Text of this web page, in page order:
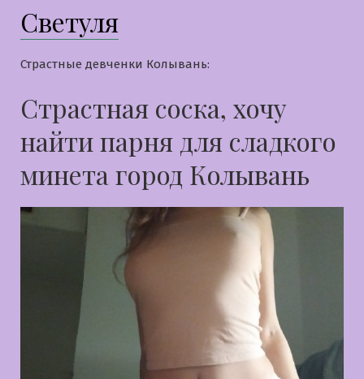
Светуля
Страстные девченки Колывань:
Страстная соска, хочу
найти парня для сладкого
минета город Колывань